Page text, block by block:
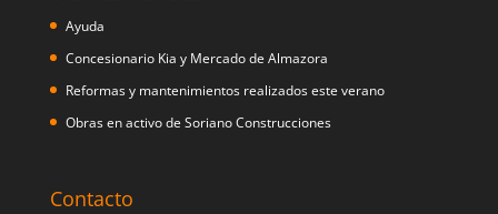
Ayuda
Concesionario Kia y Mercado de Almazora
Reformas y mantenimientos realizados este verano
Obras en activo de Soriano Construcciones
Contacto